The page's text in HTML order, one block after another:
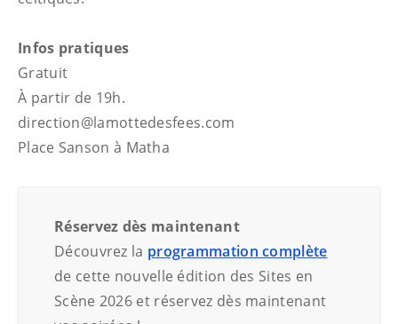
Infos pratiques
Gratuit
À partir de 19h.
direction@lamottedesfees.com
Place Sanson à Matha
Réservez dès maintenant
Découvrez la programmation complète
de cette nouvelle édition des Sites en
Scène 2026 et réservez dès maintenant